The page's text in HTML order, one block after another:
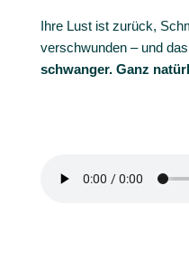
Ihre Lust ist zurück,
verschwunden – und
schwanger. Ganz